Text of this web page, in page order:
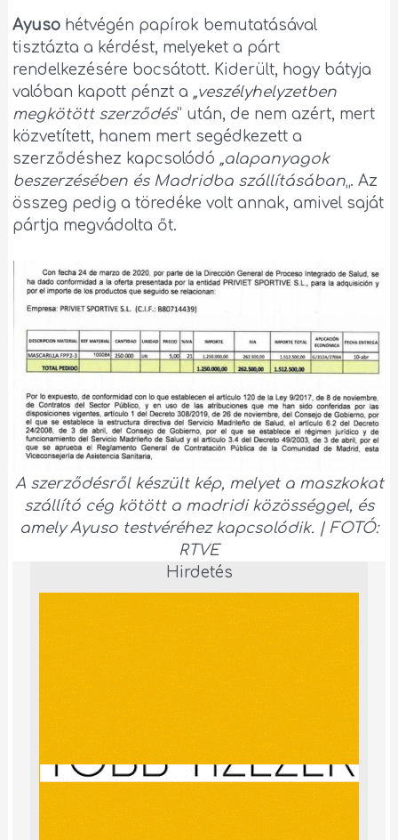
Ayuso hétvégén papírok bemutatásával
tisztázta a kérdést, melyeket a párt
rendelkezésére bocsátott. Kiderült, hogy bátyja
valóban kapott pénzt a „veszélyhelyzetben
megkötött szerződés” után, de nem azért, mert
közvetített, hanem mert segédkezett a
szerződéshez kapcsolódó „alapanyagok
beszerzésében és Madridba szállításában„. Az
összeg pedig a töredéke volt annak, amivel saját
pártja megvádolta őt.
A szerződésről készült kép, melyet a maszkokat
szállító cég kötött a madridi közösséggel, és
amely Ayuso testvéréhez kapcsolódik. | FOTÓ:
RTVE
Hirdetés